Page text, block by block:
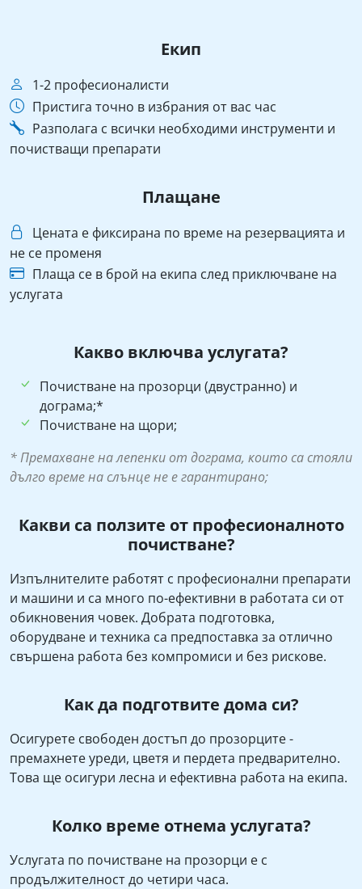
Екип
1-2 професионалисти
Пристига точно в избрания от вас час
Разполага с всички необходими инструменти и
почистващи препарати
Плащане
Цената е фиксирана по време на резервацията и
не се променя
Плаща се в брой на екипа след приключване на
услугата
Какво включва услугата?
Почистване на прозорци (двустранно) и
дограма;*
Почистване на щори;
* Премахване на лепенки от дограма, които са стояли
дълго време на слънце не е гарантирано;
Какви са ползите от професионалното
почистване?
Изпълнителите работят с професионални препарати
и машини и са много по-ефективни в работата си от
обикновения човек. Добрата подготовка,
оборудване и техника са предпоставка за отлично
свършена работа без компромиси и без рискове.
Как да подготвите дома си?
Осигурете свободен достъп до прозорците -
премахнете уреди, цветя и пердета предварително.
Това ще осигури лесна и ефективна работа на екипа.
Колко време отнема услугата?
Услугата по почистване на прозорци е с
продължителност до четири часа.